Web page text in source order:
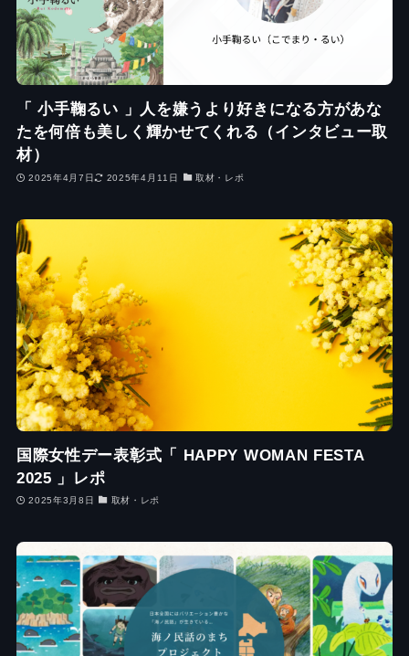
「 小手鞠るい 」人を嫌うより好きになる方があな
たを何倍も美しく輝かせてくれる（インタビュー取
材）
2025年4月7日 2025年4月11日 取材・レポ
国際女性デー表彰式「 HAPPY WOMAN FESTA
2025 」レポ
2025年3月8日 取材・レポ